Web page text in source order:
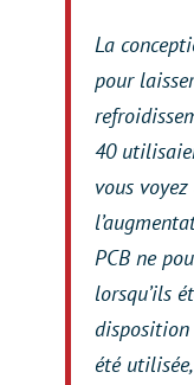
La
pour
40
vous
PCB ne
lorsqu’ils
disposition
été